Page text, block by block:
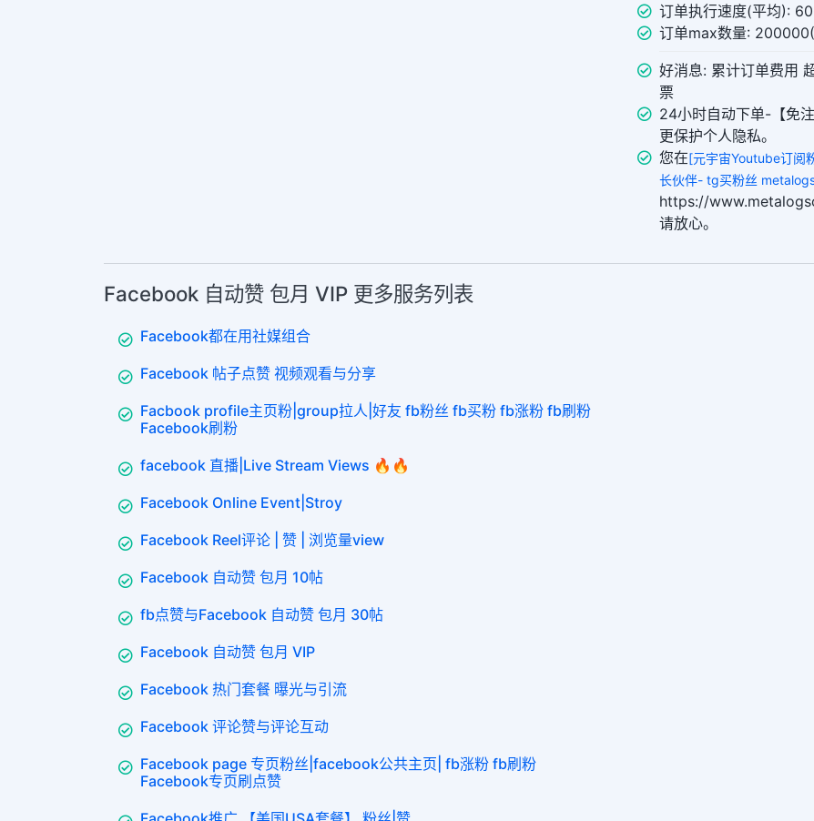
订单执行速度(平均):
订单max数量:
好消息: 累计订单费用
票
24小时自动下单-【免
更保护个人隐私。
您在[元宇宙Youtube订
长伙伴- tg买粉丝
https://
请放心。
Facebook 自动赞 包月 VIP 更多服务列表
Facebook都在用社媒组合
Facebook 帖子点赞 视频观看与分享
Facbook profile主页粉|group拉人|好友 fb粉丝 fb买粉 fb涨粉 fb刷粉
Facebook刷粉
facebook 直播|Live Stream Views 🔥🔥
Facebook Online Event|Stroy
Facebook Reel评论 | 赞 | 浏览量view
Facebook 自动赞 包月 10帖
fb点赞与Facebook 自动赞 包月 30帖
Facebook 自动赞 包月 VIP
Facebook 热门套餐 曝光与引流
Facebook 评论赞与评论互动
Facebook page 专页粉丝|facebook公共主页| fb涨粉 fb刷粉
Facebook专页刷点赞